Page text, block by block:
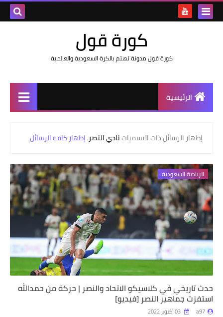
كورة قول
كورة قول مدونة تهتم بالكرة السعودية والعالمية
الرئيسية
‏إظهار الرسائل ذات التسمياتنادي النصر.إظهار كافة الرسائل
الرياضة السعودية
حدث تاريخي في كلاسيكو الاتحاد والنصر | حركة من حمدالله
استفزت جماهير النصر [فيديو]
a97